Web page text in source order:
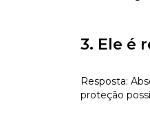
3. Ele é
Resposta:
proteção